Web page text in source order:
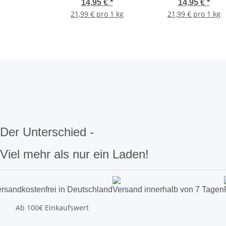
14,95 € *
21,99 € pro 1 kg
680 g
14,95 € *
21,99 € pro 1 kg
Der Unterschied -
Viel mehr als nur ein Laden!
in Deutschland
Ab 100€ Einkaufswert
Versand innerhalb von 7 Tagen